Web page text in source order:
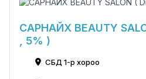
САРНАЙХ BEAUTY
, 5% )
СБД 1-р хороо